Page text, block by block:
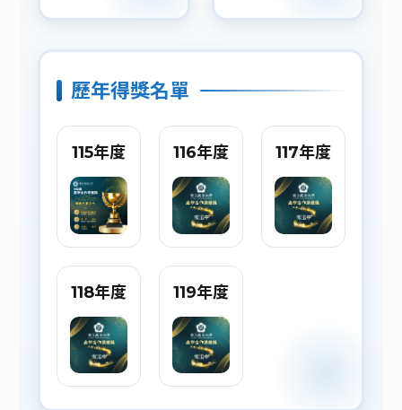
歷年得獎名單
115年度 116年度 117年度
118年度 119年度